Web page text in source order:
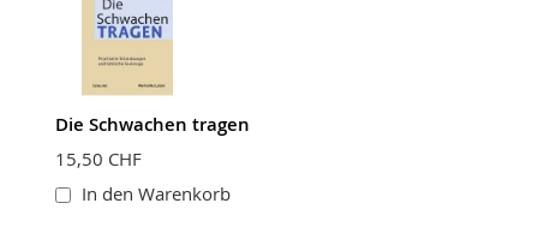
Die Schwachen tragen
15,50 CHF
In den Warenkorb